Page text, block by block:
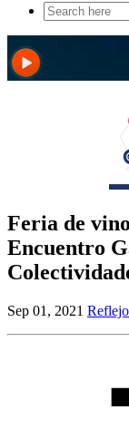
Search
for:
Feria de
Encuentro
Sep 01, 2021